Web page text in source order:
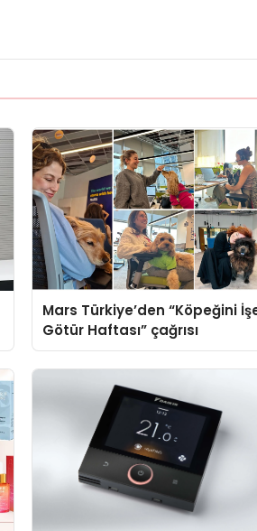
Mars Türkiye’den “Köpeğini
Götür Haftası” çağrısı